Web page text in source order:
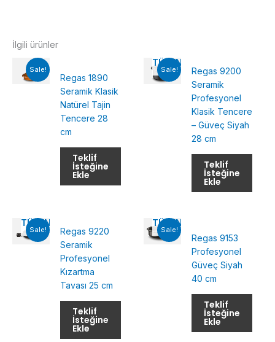
İlgili ürünler
Sale!
Regas 1890
Seramik Klasik
Natürel Tajin
Tencere 28
cm
Teklif
İsteğine
Ekle
Sale!
TÜKENMIŞ
Regas 9200
Seramik
Profesyonel
Klasik Tencere
– Güveç Siyah
28 cm
Teklif
İsteğine
Ekle
Sale!
TÜKENMIŞ
Regas 9220
Seramik
Profesyonel
Kızartma
Tavası 25 cm
Teklif
İsteğine
Ekle
Sale!
TÜKENMIŞ
Regas 9153
Profesyonel
Güveç Siyah
40 cm
Teklif
İsteğine
Ekle